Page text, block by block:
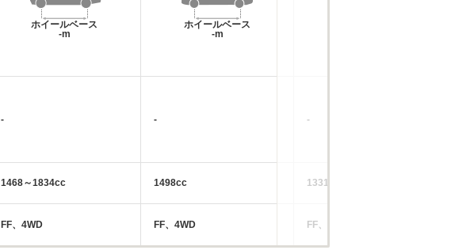
ホイールベース
-m
-
1468～1834cc
FF、4WD
ホイールベース
-m
-
1498cc
FF、4WD
-
1331～1496cc
FF、4WD